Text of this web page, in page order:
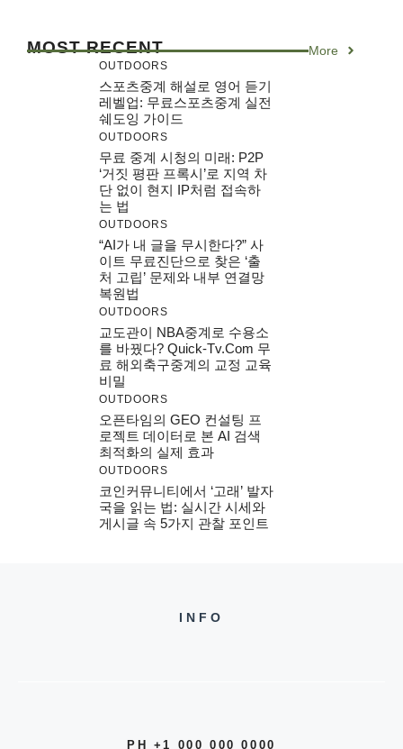
MOST RECENT More
OUTDOORS
스포츠중계 해설로 영어 듣기
레벨업: 무료스포츠중계 실전
쉐도잉 가이드
OUTDOORS
무료 중계 시청의 미래: P2P
‘거짓 평판 프록시’로 지역 차
단 없이 현지 IP처럼 접속하
는 법
OUTDOORS
“AI가 내 글을 무시한다?” 사
이트 무료진단으로 찾은 ‘출
처 고립’ 문제와 내부 연결망
복원법
OUTDOORS
교도관이 NBA중계로 수용소
를 바꿨다? Quick-Tv.com 무
료 해외축구중계의 교정 교육
비밀
OUTDOORS
오픈타임의 GEO 컨설팅 프
로젝트 데이터로 본 AI 검색
최적화의 실제 효과
OUTDOORS
코인커뮤니티에서 ‘고래’ 발자
국을 읽는 법: 실시간 시세와
게시글 속 5가지 관찰 포인트
INFO
PH +1 000 000 0000